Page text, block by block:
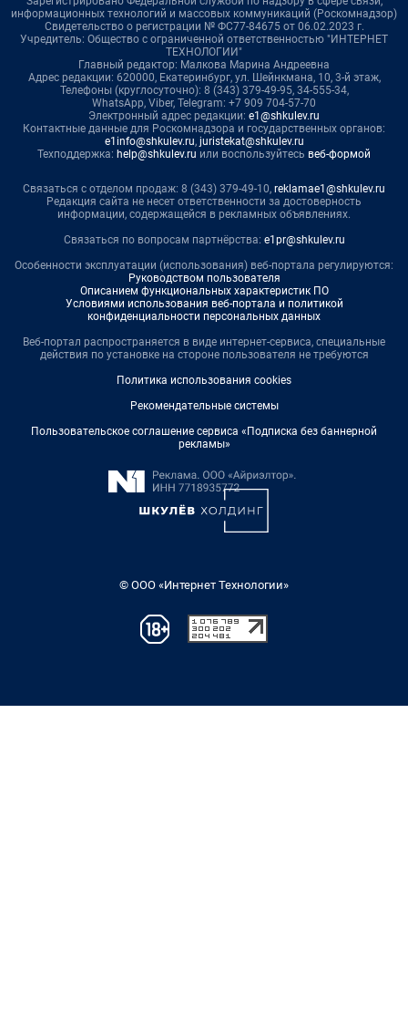
информационных технологий и массовых коммуникаций (Роскомнадзор)
Свидетельство о регистрации № ФС77-84675 от 06.02.2023 г.
Учредитель: Общество с ограниченной ответственностью "ИНТЕРНЕТ
ТЕХНОЛОГИИ"
Главный редактор: Малкова Марина Андреевна
Адрес редакции: 620000, Екатеринбург, ул. Шейнкмана, 10, 3-й этаж,
Телефоны (круглосуточно): 8 (343) 379-49-95, 34-555-34,
WhatsApp, Viber, Telegram: +7 909 704-57-70
Электронный адрес редакции: e1@shkulev.ru
Контактные данные для Роскомнадзора и государственных органов:
e1info@shkulev.ru, juristekat@shkulev.ru
Техподдержка: help@shkulev.ru или воспользуйтесь веб-формой
Связаться с отделом продаж: 8 (343) 379-49-10, reklamae1@shkulev.ru
Редакция сайта не несет ответственности за достоверность
информации, содержащейся в рекламных объявлениях.
Связаться по вопросам партнёрства: e1pr@shkulev.ru
Особенности эксплуатации (использования) веб-портала регулируются:
Руководством пользователя
Описанием функциональных характеристик ПО
Условиями использования веб-портала и политикой
конфиденциальности персональных данных
Веб-портал распространяется в виде интернет-сервиса, специальные
действия по установке на стороне пользователя не требуются
Политика использования cookies
Рекомендательные системы
Пользовательское соглашение сервиса «Подписка без баннерной
рекламы»
© ООО «Интернет Технологии»